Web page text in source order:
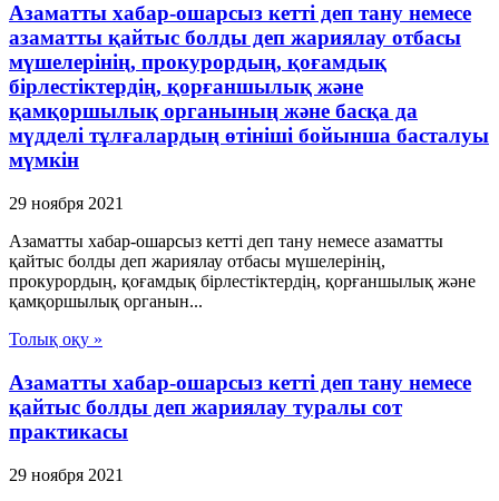
Азаматты хабар-ошарсыз кетті деп тану немесе
азаматты қайтыс болды деп жариялау отбасы
мүшелерінің, прокурордың, қоғамдық
бірлестіктердің, қорғаншылық және
қамқоршылық органының және басқа да
мүдделі тұлғалардың өтініші бойынша басталуы
мүмкін
29 ноября 2021
Азаматты хабар-ошарсыз кетті деп тану немесе азаматты
қайтыс болды деп жариялау отбасы мүшелерінің,
прокурордың, қоғамдық бірлестіктердің, қорғаншылық және
қамқоршылық органын...
Толық оқу »
Азаматты хабар-ошарсыз кетті деп тану немесе
қайтыс болды деп жариялау туралы сот
практикасы
29 ноября 2021